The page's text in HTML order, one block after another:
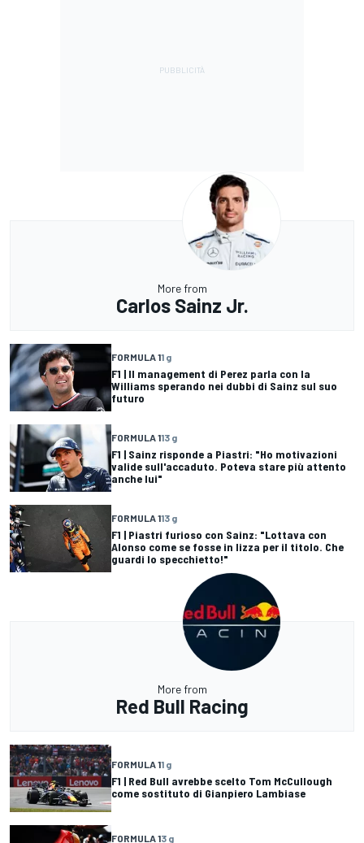
More from
Carlos Sainz Jr.
FORMULA 11 g
F1 | Il management di Perez parla con la
Williams sperando nei dubbi di Sainz sul suo
futuro
FORMULA 113 g
F1 | Sainz risponde a Piastri: "Ho motivazioni
valide sull'accaduto. Poteva stare più attento
anche lui"
FORMULA 113 g
F1 | Piastri furioso con Sainz: "Lottava con
Alonso come se fosse in lizza per il titolo. Che
guardi lo specchietto!"
More from
Red Bull Racing
FORMULA 11 g
F1 | Red Bull avrebbe scelto Tom McCullough
come sostituto di Gianpiero Lambiase
FORMULA 13 g